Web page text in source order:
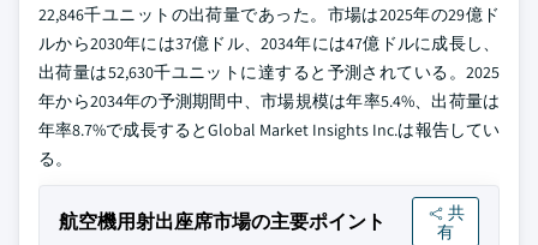
22,846千ユニットの出荷量であった。市場は2025年の29億ド
ルから2030年には37億ドル、2034年には47億ドルに成長し、
出荷量は52,630千ユニットに達すると予測されている。2025
年から2034年の予測期間中、市場規模は年率5.4%、出荷量は
年率8.7%で成長するとGlobal Market Insights Inc.は報告してい
る。
航空機用射出座席市場の主要ポイント
共
有